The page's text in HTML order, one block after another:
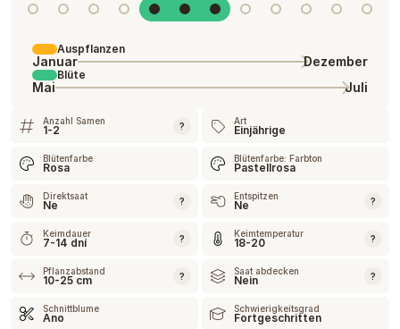
Auspflanzen
Januar Dezember
Blüte
Mai Juli
Anzahl Samen
1-2 ? Art
Einjährige
Blütenfarbe
Rosa
Blütenfarbe: Farbton
Pastellrosa
Direktsaat
Ne ? Entspitzen
Ne ?
Keimdauer
7-14 dní ? Keimtemperatur
18-20 ?
Pflanzabstand
10-25 cm ? Saat abdecken
Nein ?
Schnittblume
Ano
Schwierigkeitsgrad
Fortgeschritten